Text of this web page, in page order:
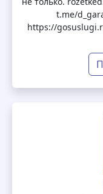
t.me/
https://